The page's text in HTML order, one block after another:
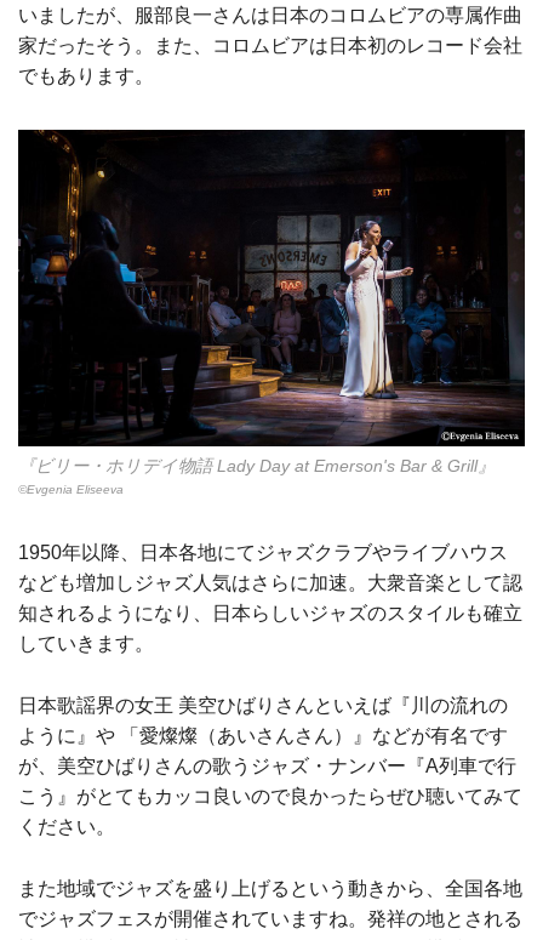
いましたが、服部良一さんは日本のコロムビアの専属作曲
家だったそう。また、コロムビアは日本初のレコード会社
でもあります。
『ビリー・ホリデイ物語 Lady Day at Emerson's Bar & Grill』
©Evgenia Eliseeva
1950年以降、日本各地にてジャズクラブやライブハウス
なども増加しジャズ人気はさらに加速。大衆音楽として認
知されるようになり、日本らしいジャズのスタイルも確立
していきます。
日本歌謡界の女王 美空ひばりさんといえば『川の流れの
ように』や 「愛燦燦（あいさんさん）』などが有名です
が、美空ひばりさんの歌うジャズ・ナンバー『A列車で行
こう』がとてもカッコ良いので良かったらぜひ聴いてみて
ください。
また地域でジャズを盛り上げるという動きから、全国各地
でジャズフェスが開催されていますね。発祥の地とされる